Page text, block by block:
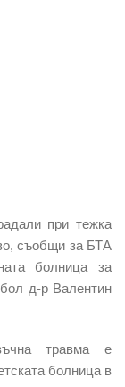
при тежка
, съобщи за БТА
болница за
д-р Валентин
травма е
болница в